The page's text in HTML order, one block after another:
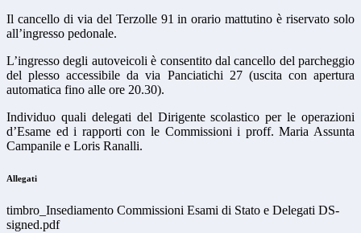
Il cancello di via del Terzolle 91 in orario mattutino è riservato solo
all’ingresso pedonale.
L’ingresso degli autoveicoli è consentito dal cancello del parcheggio
del plesso accessibile da via Panciatichi 27 (uscita con apertura
automatica fino alle ore 20.30).
Individuo quali delegati del Dirigente scolastico per le operazioni
d’Esame ed i rapporti con le Commissioni i proff. Maria Assunta
Campanile e Loris Ranalli.
Allegati
timbro_Insediamento Commissioni Esami di Stato e Delegati DS-
signed.pdf